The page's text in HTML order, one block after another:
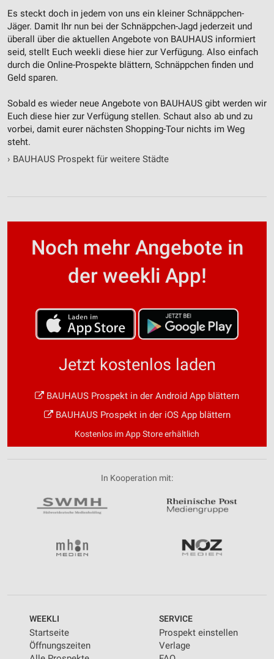
Es steckt doch in jedem von uns ein kleiner Schnäppchen-
Jäger. Damit Ihr nun bei der Schnäppchen-Jagd jederzeit und
überall über die aktuellen Angebote von BAUHAUS informiert
seid, stellt Euch weekli diese hier zur Verfügung. Also einfach
durch die Online-Prospekte blättern, Schnäppchen finden und
Geld sparen.
Sobald es wieder neue Angebote von BAUHAUS gibt werden wir
Euch diese hier zur Verfügung stellen. Schaut also ab und zu
vorbei, damit eurer nächsten Shopping-Tour nichts im Weg
steht.
› BAUHAUS Prospekt für weitere Städte
Noch mehr Angebote in
der weekli App!
Jetzt kostenlos laden
BAUHAUS Prospekt in der Android App blättern
BAUHAUS Prospekt in der iOS App blättern
Kostenlos im App Store erhältlich
In Kooperation mit:
WEEKLI
Startseite
Öffnungszeiten
SERVICE
Prospekt einstellen
Verlage
Performance
Funktional
Werbung